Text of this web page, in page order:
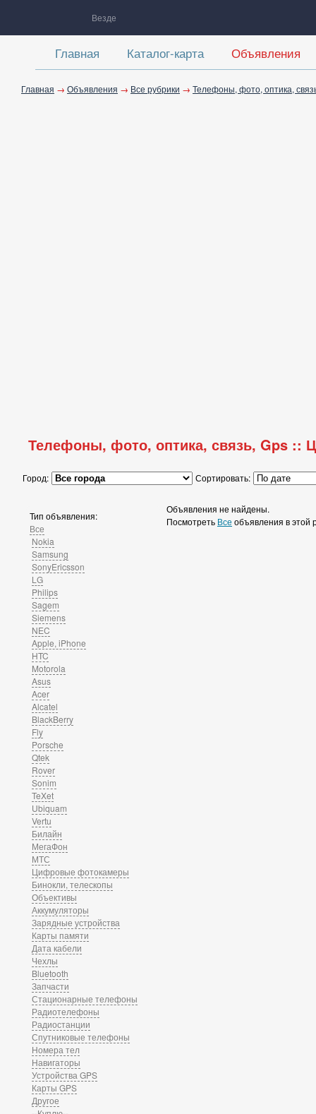
Везде
Главная Каталог-карта Объявления
Главная → Объявления → Все рубрики → Телефоны, фото, оптика,
Телефоны, фото, оптика, связь, Gps
Город: Сортировать:
Тип объявления:
Все
Nokia
Samsung
SonyEricsson
LG
Philips
Sagem
Siemens
NEC
Apple, iPhone
HTC
Motorola
Asus
Acer
Alcatel
BlackBerry
Fly
Porsche
Qtek
Rover
Sonim
TeXet
Ubiquam
Vertu
Билайн
МегаФон
МТС
Цифровые фотокамеры
Бинокли, телескопы
Объективы
Аккумуляторы
Зарядные устройства
Карты памяти
Дата кабели
Чехлы
Bluetooth
Запчасти
Стационарные телефоны
Радиотелефоны
Радиостанции
Спутниковые телефоны
Номера тел
Навигаторы
Устройства GPS
Карты GPS
Другое
Объявления не найдены.
Посмотреть Все объявления в этой